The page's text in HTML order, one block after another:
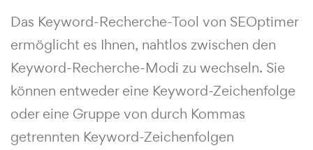
Das Keyword-Recherche-Tool von SEOptimer
ermöglicht es Ihnen, nahtlos zwischen den
Keyword-Recherche-Modi zu wechseln. Sie
können entweder eine Keyword-Zeichenfolge
oder eine Gruppe von durch Kommas
getrennten Keyword-Zeichenfolgen